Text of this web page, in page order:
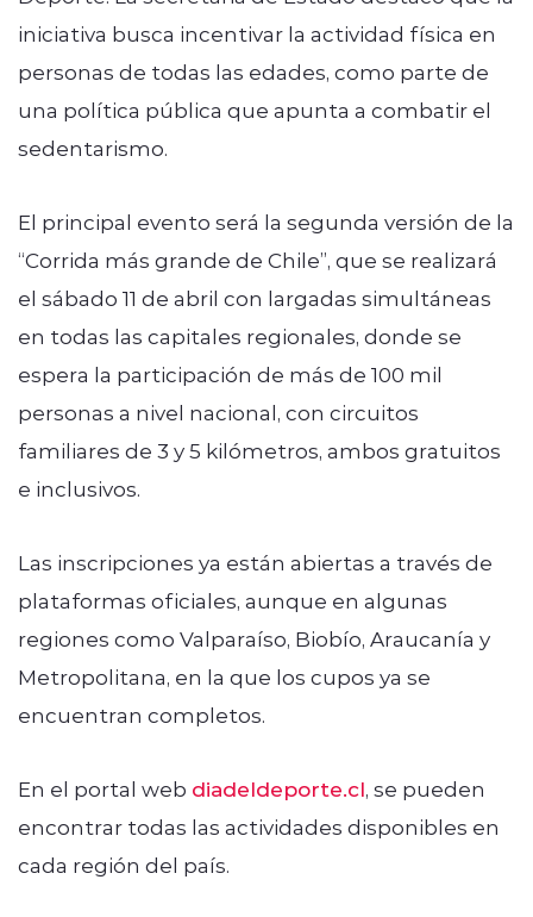
iniciativa busca incentivar la actividad física en
personas de todas las edades, como parte de
una política pública que apunta a combatir el
sedentarismo.
El principal evento será la segunda versión de la
“Corrida más grande de Chile”, que se realizará
el sábado 11 de abril con largadas simultáneas
en todas las capitales regionales, donde se
espera la participación de más de 100 mil
personas a nivel nacional, con circuitos
familiares de 3 y 5 kilómetros, ambos gratuitos
e inclusivos.
Las inscripciones ya están abiertas a través de
plataformas oficiales, aunque en algunas
regiones como Valparaíso, Biobío, Araucanía y
Metropolitana, en la que los cupos ya se
encuentran completos.
En el portal web diadeldeporte.cl, se pueden
encontrar todas las actividades disponibles en
cada región del país.